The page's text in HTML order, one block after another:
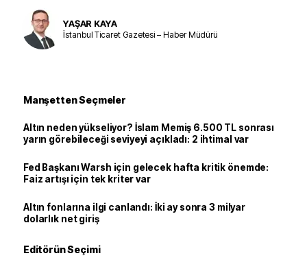
YAŞAR KAYA
İstanbul Ticaret Gazetesi – Haber Müdürü
Manşetten Seçmeler
Altın neden yükseliyor? İslam Memiş 6.500 TL sonrası
yarın görebileceği seviyeyi açıkladı: 2 ihtimal var
Fed Başkanı Warsh için gelecek hafta kritik önemde:
Faiz artışı için tek kriter var
Altın fonlarına ilgi canlandı: İki ay sonra 3 milyar
dolarlık net giriş
Editörün Seçimi